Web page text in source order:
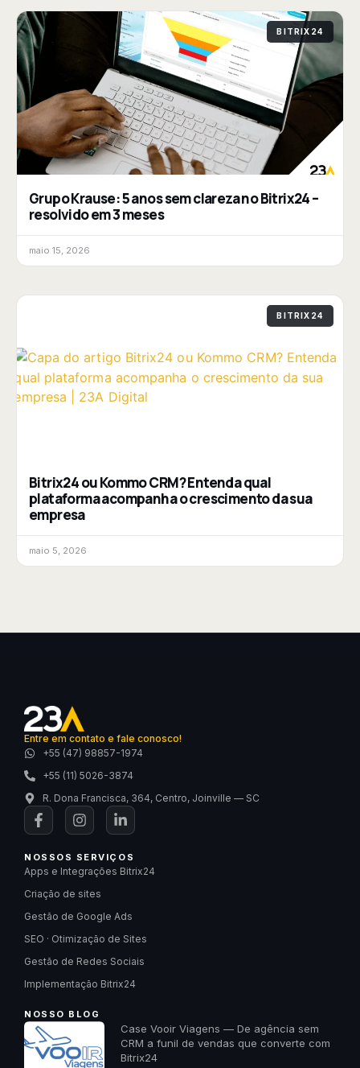
BITRIX24
Grupo Krause: 5 anos sem clareza no Bitrix24 –
resolvido em 3 meses
maio 15, 2026
BITRIX24
Bitrix24 ou Kommo CRM? Entenda qual
plataforma acompanha o crescimento da sua
empresa
maio 5, 2026
Entre em contato e fale conosco!
+55 (47) 98857-1974
+55 (11) 5026-3874
R. Dona Francisca, 364, Centro, Joinville — SC
NOSSOS SERVIÇOS
Apps e Integrações Bitrix24
Criação de sites
Gestão de Google Ads
SEO · Otimização de Sites
Gestão de Redes Sociais
Implementação Bitrix24
NOSSO BLOG
Case Vooir Viagens — De agência sem
CRM a funil de vendas que converte com
Bitrix24